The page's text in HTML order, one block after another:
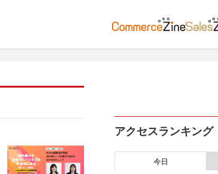
アクセスランキング
今日